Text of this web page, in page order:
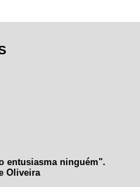
entusiasma ninguém".
Oliveira